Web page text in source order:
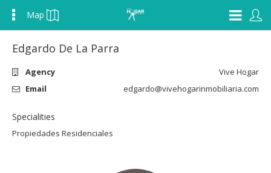
Map
Edgardo De La Parra
Agency
Vive Hogar
Email
edgardo@vivehogarinmobiliaria.com
Specialities
Propiedades Residenciales